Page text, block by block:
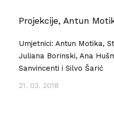
Projekcije, Antun
Umjetnici: Antun Motika,
Juliana Borinski, Ana
Sanvincenti i Silvo Šarić
21. 03. 2018